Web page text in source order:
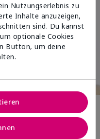
Nutzungserlebnis zu
Inhalte anzuzeigen,
sind. Du kannst
optionale Cookies
Button, um deine